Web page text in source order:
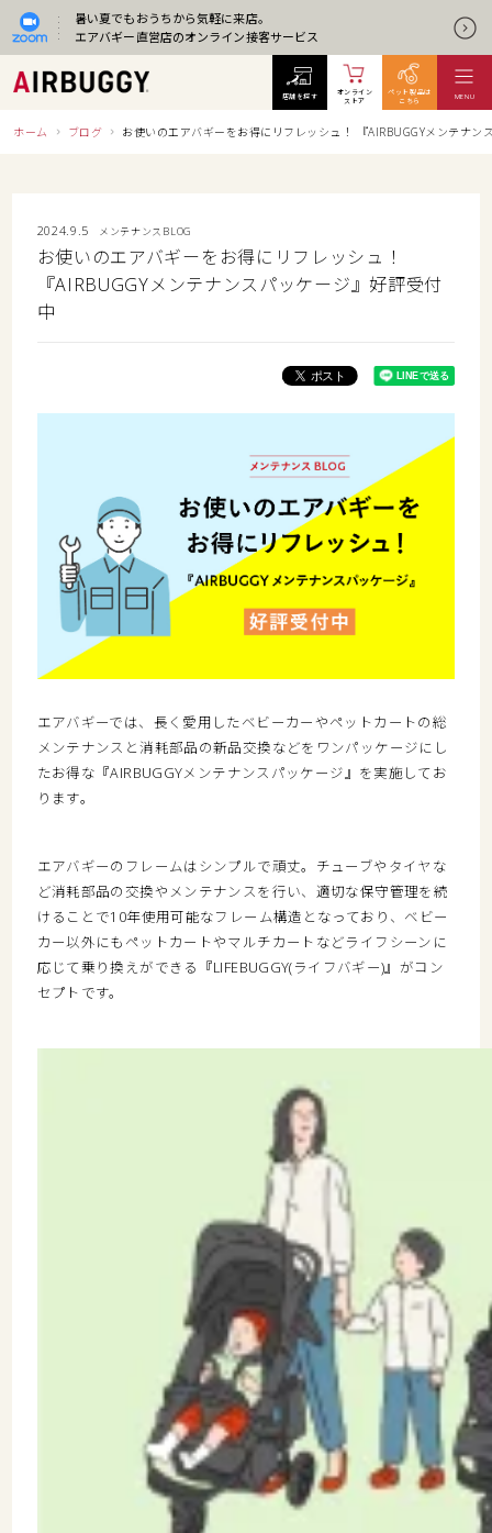
暑い夏でもおうちから気軽に来店。
エアバギー直営店のオンライン接客サービス
ホーム ブログ お使いのエアバギーをお得にリフレッシュ！ 『AIRBUGGYメンテナン
2024.9.5 メンテナンスBLOG
お使いのエアバギーをお得にリフレッシュ！
『AIRBUGGYメンテナンスパッケージ』好評受付
中
エアバギーでは、長く愛用したベビーカーやペットカートの総
メンテナンスと消耗部品の新品交換などをワンパッケージにし
たお得な『AIRBUGGYメンテナンスパッケージ』を実施してお
ります。
エアバギーのフレームはシンプルで頑丈。チューブやタイヤな
ど消耗部品の交換やメンテナンスを行い、適切な保守管理を続
けることで10年使用可能なフレーム構造となっており、ベビー
カー以外にもペットカートやマルチカートなどライフシーンに
応じて乗り換えができる『LIFEBUGGY(ライフバギー)』がコン
セプトです。
店舗を探す
オンライン
ストア
ペット製品は
こちら
MENU